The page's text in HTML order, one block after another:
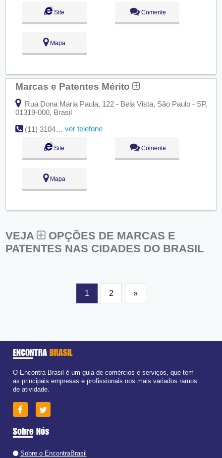
Site Comente
Mapa
Marcas e Patentes Mérito
Rua Dona Maria Paula, 122 - Bela Vista, São Paulo - SP,
01319-000, Brasil
(11) 3104-0070
ver telefone
Site Comente
Mapa
VEJA
OPÇÕES DE MARCAS E
PATENTES NAS CIDADES DO BRASIL
1 2 »
ENCONTRA BRASIL
O Encontra Brasil é um guia de comércios e serviços, que tem
as principais empresas e profissionais nos mais variados ramos
de atividade.
Sobre Nós
Sobre o EncontraBrasil